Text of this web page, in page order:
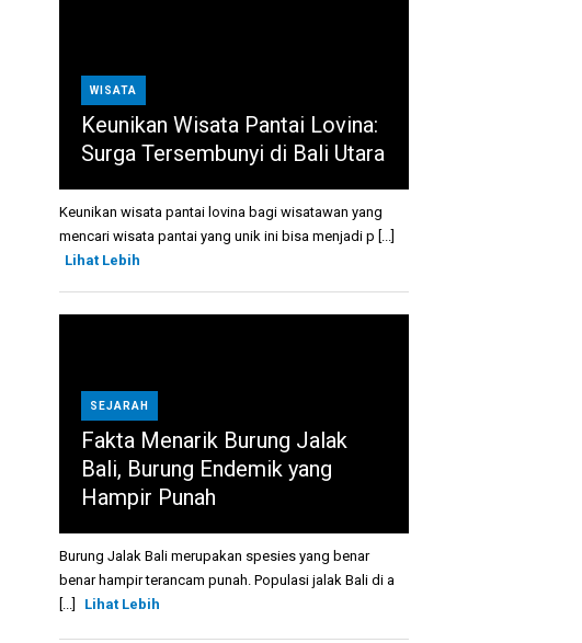
WISATA
Keunikan Wisata Pantai Lovina:
Surga Tersembunyi di Bali Utara
Keunikan wisata pantai lovina bagi wisatawan yang
mencari wisata pantai yang unik ini bisa menjadi p [...]
Lihat Lebih
SEJARAH
Fakta Menarik Burung Jalak
Bali, Burung Endemik yang
Hampir Punah
Burung Jalak Bali merupakan spesies yang benar
benar hampir terancam punah. Populasi jalak Bali di a
Lihat Lebih